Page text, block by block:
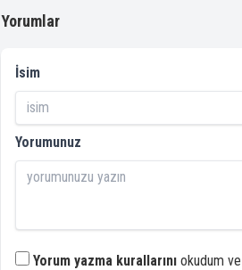
Yorumlar
İsim
Yorumunuz
Yorum yazma kurallarını okudum